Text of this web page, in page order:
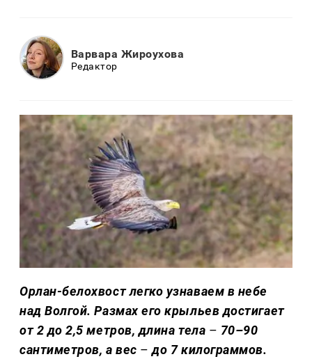
Варвара Жироухова
Редактор
Орлан-белохвост легко узнаваем в небе
над Волгой. Размах его крыльев достигает
от 2 до 2,5 метров, длина тела – 70–90
сантиметров, а вес – до 7 килограммов.